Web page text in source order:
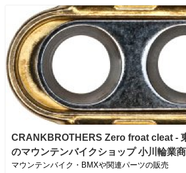
CRANKBROTHERS Zero froat cleat -
のマウンテンバイクショップ 小川輪業
マウンテンバイク・BMXや関連パーツの販売